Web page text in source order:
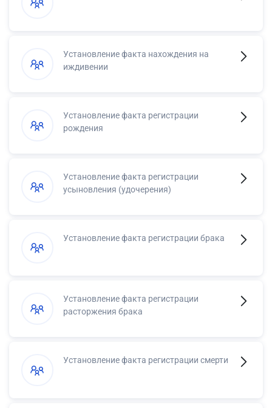
Установление факта нахождения на
иждивении
Установление факта регистрации
рождения
Установление факта регистрации
усыновления (удочерения)
Установление факта регистрации брака
Установление факта регистрации
расторжения брака
Установление факта регистрации смерти